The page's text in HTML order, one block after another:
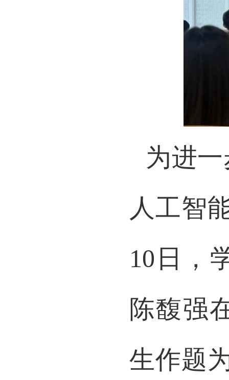
为进
人工智
10日，
陈馥强
生作题